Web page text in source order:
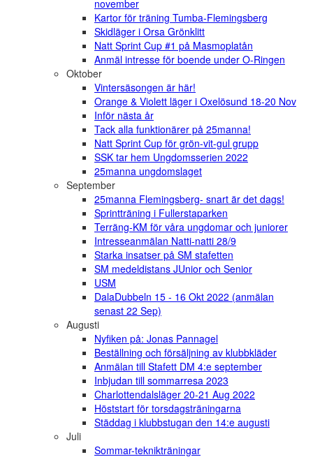
november
Kartor för träning Tumba-Flemingsberg
Skidläger i Orsa Grönklitt
Natt Sprint Cup #1 på Masmoplatån
Anmäl intresse för boende under O-Ringen
Oktober
Vintersäsongen är här!
Orange & Violett läger i Oxelösund 18-20 Nov
Inför nästa år
Tack alla funktionärer på 25manna!
Natt Sprint Cup för grön-vit-gul grupp
SSK tar hem Ungdomsserien 2022
25manna ungdomslaget
September
25manna Flemingsberg- snart är det dags!
Sprintträning i Fullerstaparken
Terräng-KM för våra ungdomar och juniorer
Intresseanmälan Natti-natti 28/9
Starka insatser på SM stafetten
SM medeldistans JUnior och Senior
USM
DalaDubbeln 15 - 16 Okt 2022 (anmälan
senast 22 Sep)
Augusti
Nyfiken på: Jonas Pannagel
Beställning och försäljning av klubbkläder
Anmälan till Stafett DM 4:e september
Inbjudan till sommarresa 2023
Charlottendalsläger 20-21 Aug 2022
Höststart för torsdagsträningarna
Städdag i klubbstugan den 14:e augusti
Juli
Sommar-teknikträningar